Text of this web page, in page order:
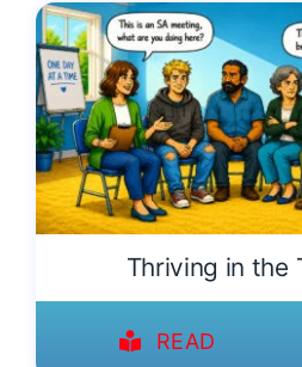
Thriving in the
READ